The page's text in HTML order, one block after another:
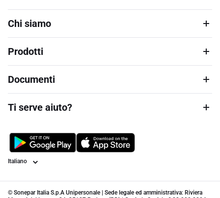
Chi siamo
Prodotti
Documenti
Ti serve aiuto?
Lingua
© Sonepar Italia S.p.A Unipersonale | Sede legale ed amministrativa: Riviera